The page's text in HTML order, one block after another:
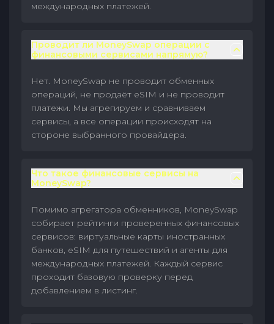
международных платежей.
Проводит ли MoneySwap операции с
финансовыми сервисами напрямую?
Нет. MoneySwap не проводит обменных
операций, не продаёт eSIM и не проводит
платежи. Мы агрегируем и сравниваем
сервисы, а все операции происходят на
стороне выбранного провайдера.
Что такое финансовые сервисы на
MoneySwap?
Помимо агрегатора обменников, MoneySwap
собирает рейтинги проверенных финансовых
сервисов: виртуальные карты иностранных
банков, eSIM для путешествий и агенты для
международных платежей. Каждый сервис
проходит базовую проверку перед
добавлением в листинг.